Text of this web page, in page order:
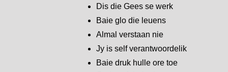
Dis die Gees se werk
Baie glo die leuens
Almal verstaan nie
Jy is self verantwoordelik
Baie druk hulle ore toe